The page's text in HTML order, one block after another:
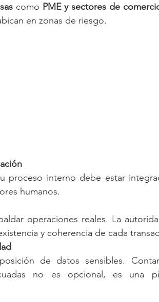
como PME y sectores de
en zonas de riesgo.
proceso interno debe estar
humanos.
operaciones reales. La
y coherencia de cada
de datos sensibles.
no es opcional, es una